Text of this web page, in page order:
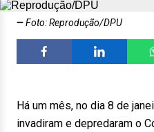
Foto: Reprodução/DPU
Há um mês, no dia 8 de
invadiram e depredaram o